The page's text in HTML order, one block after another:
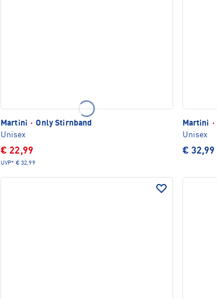
Martini · Only Stirnband
Unisex
€ 22,99
UVP* € 32,99
Martini ·
Unisex
€ 32,99